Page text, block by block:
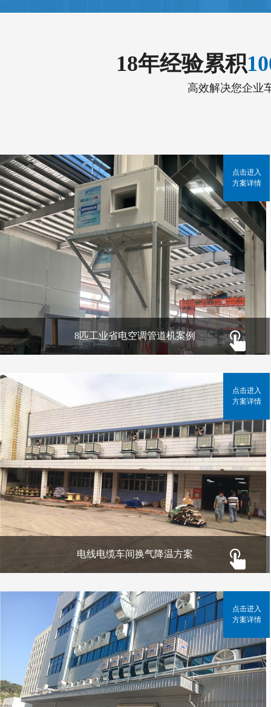
18年经验累积
高效解决您企业
8匹工业省电空调管道机案例
点击进入
方案详情
电线电缆车间换气降温方案
点击进入
方案详情
点击进入
方案详情